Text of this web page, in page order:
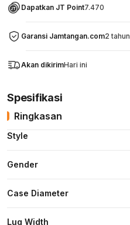
Dapatkan JT Point7.470
Garansi Jamtangan.com2 tahun
Akan dikirimHari ini
Spesifikasi
Ringkasan
Style
Gender
Case Diameter
Lug Width